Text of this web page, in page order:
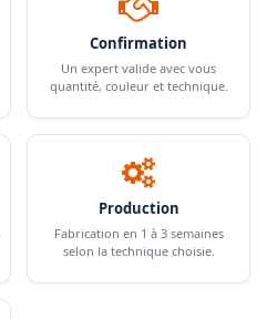
Confirmation
Un expert valide avec vous
quantité, couleur et technique.
Production
Fabrication en 1 à 3 semaines
selon la technique choisie.